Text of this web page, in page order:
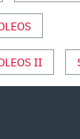
II